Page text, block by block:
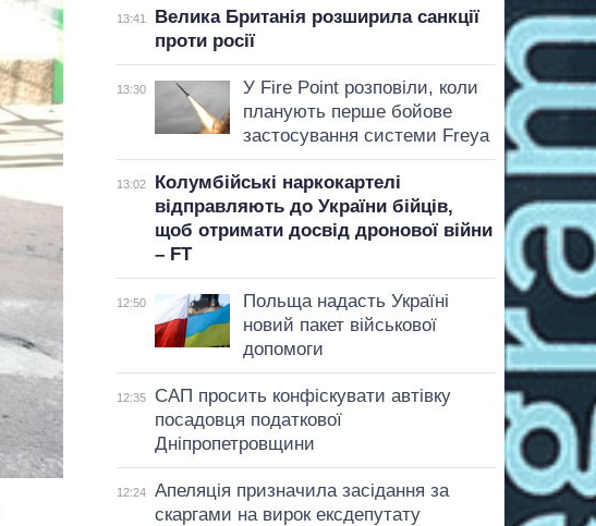
13:41
Велика Британія розширила санкції
проти росії
13:30
У Fire Point розповіли, коли
планують перше бойове
застосування системи Freya
13:02
Колумбійські наркокартелі
відправляють до України бійців,
щоб отримати досвід дронової війни
– FT
12:50
Польща надасть Україні
новий пакет військової
допомоги
12:35
САП просить конфіскувати автівку
посадовця податкової
Дніпропетровщини
12:24
Апеляція призначила засідання за
скаргами на вирок ексдепутату